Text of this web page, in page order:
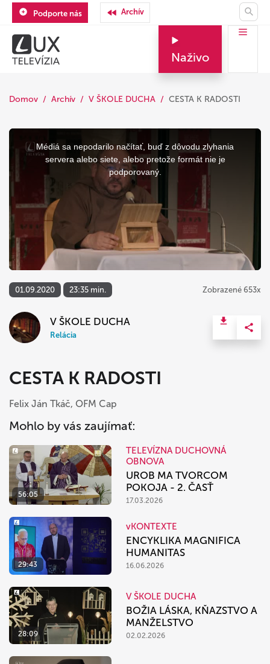
Podporte nás Archív
Naživo
Domov Archív V ŠKOLE DUCHA CESTA K RADOSTI
This
modal
window.
Médiá sa nepodarilo načítať, buď z dôvodu zlyhania
servera alebo siete, alebo pretože formát nie je
podporovaný.
01.09.2020 23:35 min. Zobrazené 653x
V ŠKOLE DUCHA
Relácia
CESTA K RADOSTI
Felix Ján Tkáč, OFM Cap
Mohlo by vás zaujímať:
56:05
TELEVÍZNA DUCHOVNÁ
OBNOVA
UROB MA TVORCOM
POKOJA - 2. ČASŤ
17.03.2026
29:43
vKONTEXTE
ENCYKLIKA MAGNIFICA
HUMANITAS
16.06.2026
28:09
V ŠKOLE DUCHA
BOŽIA LÁSKA, KŇAZSTVO A
MANŽELSTVO
02.02.2026